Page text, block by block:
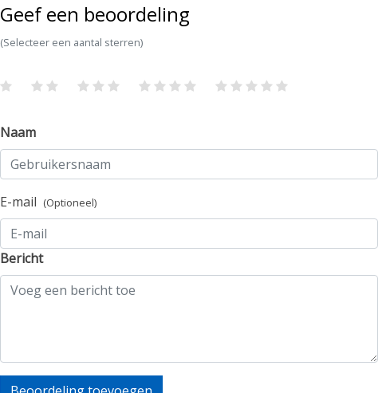
Geef een beoordeling
(Selecteer een aantal sterren)
Naam
E-mail (Optioneel)
Bericht